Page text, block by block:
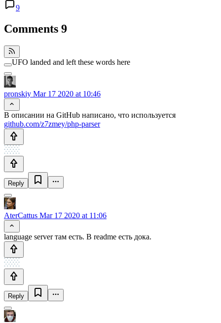
9
Comments 9
UFO landed and left these words here
pronskiy Mar 17 2020 at 10:46
В описании на GitHub написано, что используется
github.com/z7zmey/php-parser
Reply
AterCattus Mar 17 2020 at 11:06
language server там есть. В readme есть дока.
Reply